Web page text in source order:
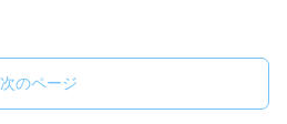
次のページ